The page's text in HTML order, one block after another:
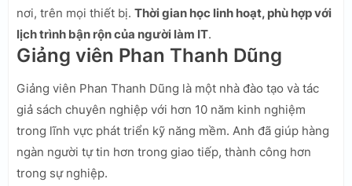
nơi, trên mọi thiết bị. Thời gian học linh hoạt, phù hợp với
lịch trình bận rộn của người làm IT.
Giảng viên Phan Thanh Dũng
Giảng viên Phan Thanh Dũng là một nhà đào tạo và tác
giả sách chuyên nghiệp với hơn 10 năm kinh nghiệm
trong lĩnh vực phát triển kỹ năng mềm. Anh đã giúp hàng
ngàn người tự tin hơn trong giao tiếp, thành công hơn
trong sự nghiệp.